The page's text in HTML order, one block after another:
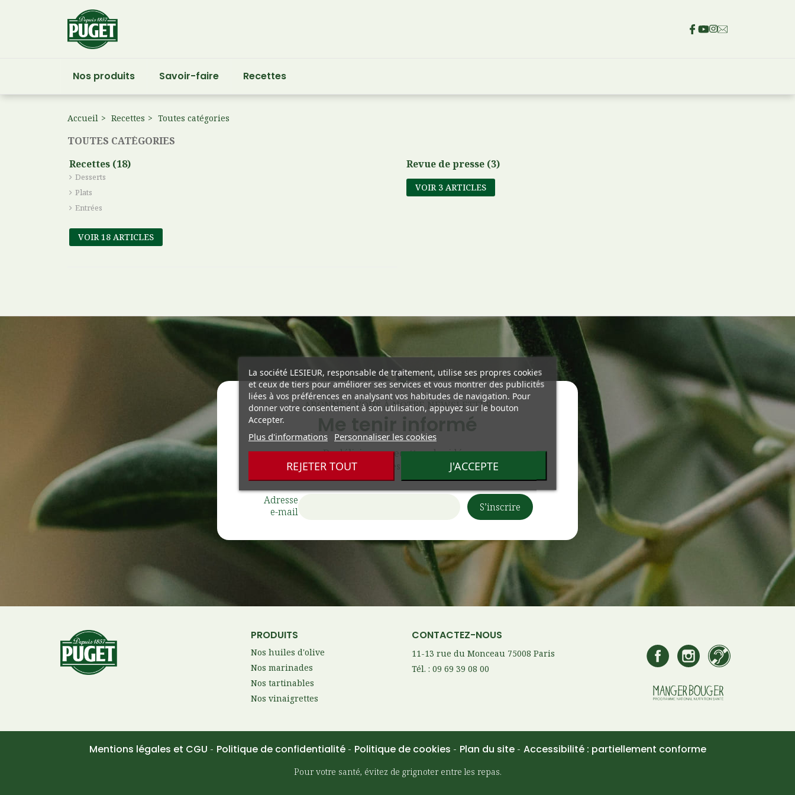
La société LESIEUR, responsable de traitement, utilise ses propres cookies
et ceux de tiers pour améliorer ses services et vous montrer des publicités
liées à vos préférences en analysant vos habitudes de navigation. Pour
donner votre consentement à son utilisation, appuyez sur le bouton
Accepter.
Plus d'informations Personnaliser les cookies
REJETER TOUT J'ACCEPTE
Nos produits Savoir-faire Recettes
Accueil Recettes Toutes catégories
TOUTES CATÉGORIES
Recettes (18)
Desserts
Plats
Entrées
VOIR 18 ARTICLES
Revue de presse (3)
VOIR 3 ARTICLES
ABONNEZ-VOUS À NOTRE NEWSLETTER
De délicieuses recettes, des idées
surprenantes et des éditions limitées...
Adresse
e-mail
PRODUITS
Nos huiles d'olive
Nos marinades
Nos tartinables
Nos vinaigrettes
CONTACTEZ-NOUS
11-13 rue du Monceau 75008 Paris
Tél. : 09 69 39 08 00
Mentions légales et CGU Politique de confidentialité Politique de cookies Plan du site Accessibilité : partiellement conforme
Pour votre santé, évitez de grignoter entre les repas.